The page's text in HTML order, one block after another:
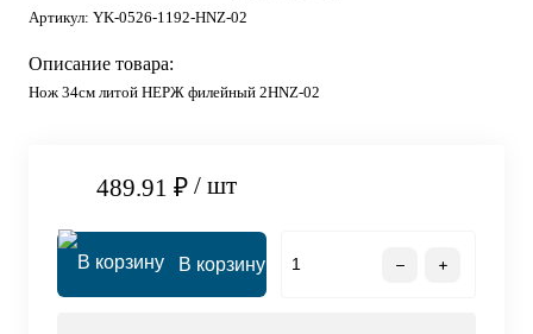
Артикул: YK-0526-1192-HNZ-02
Описание товара:
Нож 34см литой НЕРЖ филейный 2HNZ-02
489.91 ₽ / шт
В корзину